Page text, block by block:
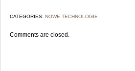
CATEGORIES: NOWE TECHNOLOGIE
Comments are closed.